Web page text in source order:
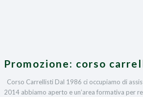
Promozione: corso
Corso Carrellisti Dal 1986 ci occupiamo di
2014 abbiamo aperto e un’area formativa per